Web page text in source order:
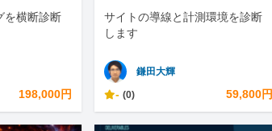
を横断診断
198,000円
サイトの導線と計測環境を診断
します
鎌田大輝
- (0) 59,800円